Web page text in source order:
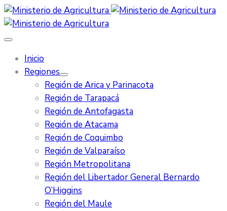
Inicio
Regiones
Región de Arica y Parinacota
Región de Tarapacá
Región de Antofagasta
Región de Atacama
Región de Coquimbo
Región de Valparaíso
Región Metropolitana
Región del Libertador General Bernardo
O’Higgins
Región del Maule